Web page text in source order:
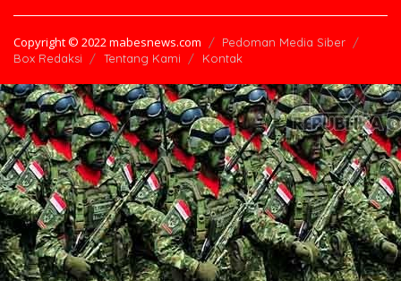
Copyright © 2022 mabesnews.com
Pedoman Media Siber
Box Redaksi
Tentang Kami Kontak